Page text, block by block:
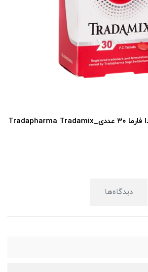
قرص ترادامیکس ترادا فارما ۳۰ عددی_Tradapharma Tradamix
دیدگاه‌ها